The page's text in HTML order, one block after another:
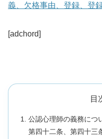
義、欠格事由、登録、登
[adchord]
目
公認心理師の義務につ
第四十二条、第四十三